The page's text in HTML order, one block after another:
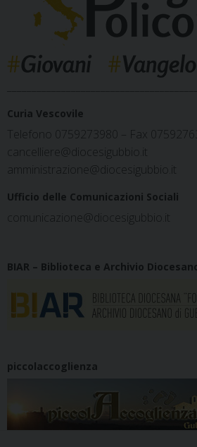
Curia Vescovile
Telefono 0759273980 – Fax
cancelliere@diocesigubbio.it
amministrazione@diocesigubbio.it
Ufficio delle Comunicazioni Sociali
comunicazione@diocesigubbio.it
BIAR – Biblioteca e Archivio
piccolaccoglienza